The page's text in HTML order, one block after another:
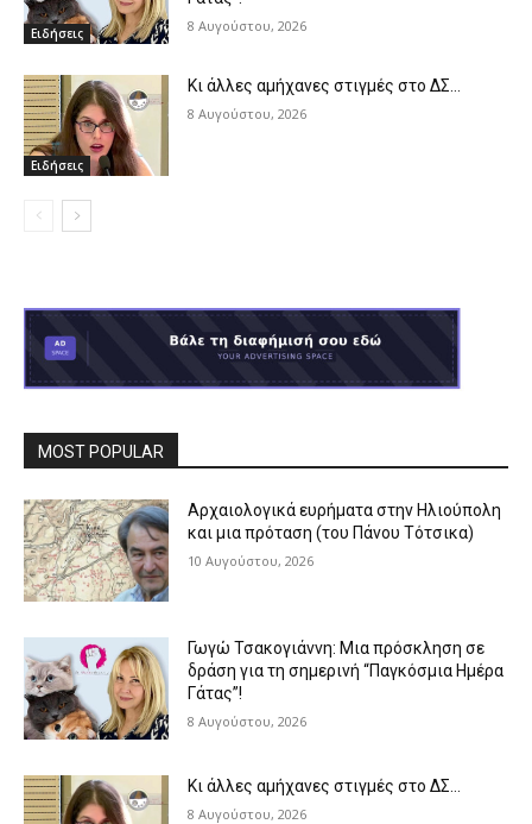
Ειδήσεις 8 Αυγούστου, 2026
Ειδήσεις
Κι άλλες αμήχανες στιγμές στο ΔΣ…
8 Αυγούστου, 2026
MOST POPULAR
Αρχαιολογικά ευρήματα στην Ηλιούπολη
και μια πρόταση (του Πάνου Τότσικα)
10 Αυγούστου, 2026
Γωγώ Τσακογιάννη: Μια πρόσκληση σε
δράση για τη σημερινή “Παγκόσμια Ημέρα
Γάτας”!
8 Αυγούστου, 2026
Κι άλλες αμήχανες στιγμές στο ΔΣ…
8 Αυγούστου, 2026